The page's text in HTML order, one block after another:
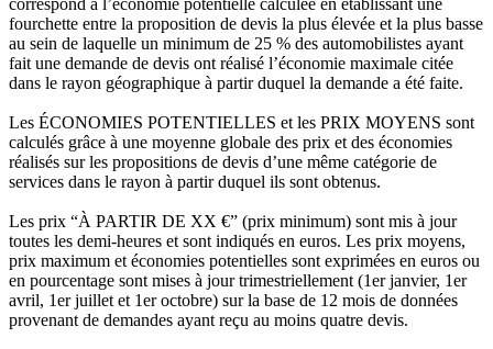
correspond à l’économie potentielle calculée en établissant une
fourchette entre la proposition de devis la plus élevée et la plus basse
au sein de laquelle un minimum de 25 % des automobilistes ayant
fait une demande de devis ont réalisé l’économie maximale citée
dans le rayon géographique à partir duquel la demande a été faite.
Les ÉCONOMIES POTENTIELLES et les PRIX MOYENS sont
calculés grâce à une moyenne globale des prix et des économies
réalisés sur les propositions de devis d’une même catégorie de
services dans le rayon à partir duquel ils sont obtenus.
Les prix “À PARTIR DE XX €” (prix minimum) sont mis à jour
toutes les demi-heures et sont indiqués en euros. Les prix moyens,
prix maximum et économies potentielles sont exprimées en euros ou
en pourcentage sont mises à jour trimestriellement (1er janvier, 1er
avril, 1er juillet et 1er octobre) sur la base de 12 mois de données
provenant de demandes ayant reçu au moins quatre devis.